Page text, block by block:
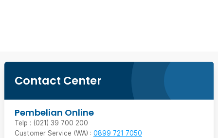
Contact Center
Pembelian Online
Telp : (021) 39 700 200
Customer Service (WA) : 0899 721 7050